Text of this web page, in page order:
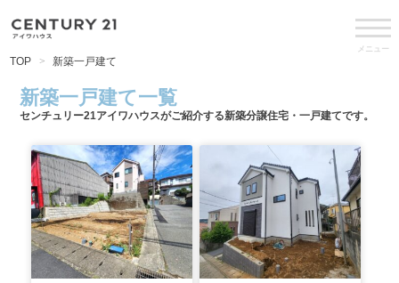
メニュー
TOP 新築一戸建て
新築一戸建て一覧
センチュリー21アイワハウスがご紹介する新築分譲住宅・一戸建てです。